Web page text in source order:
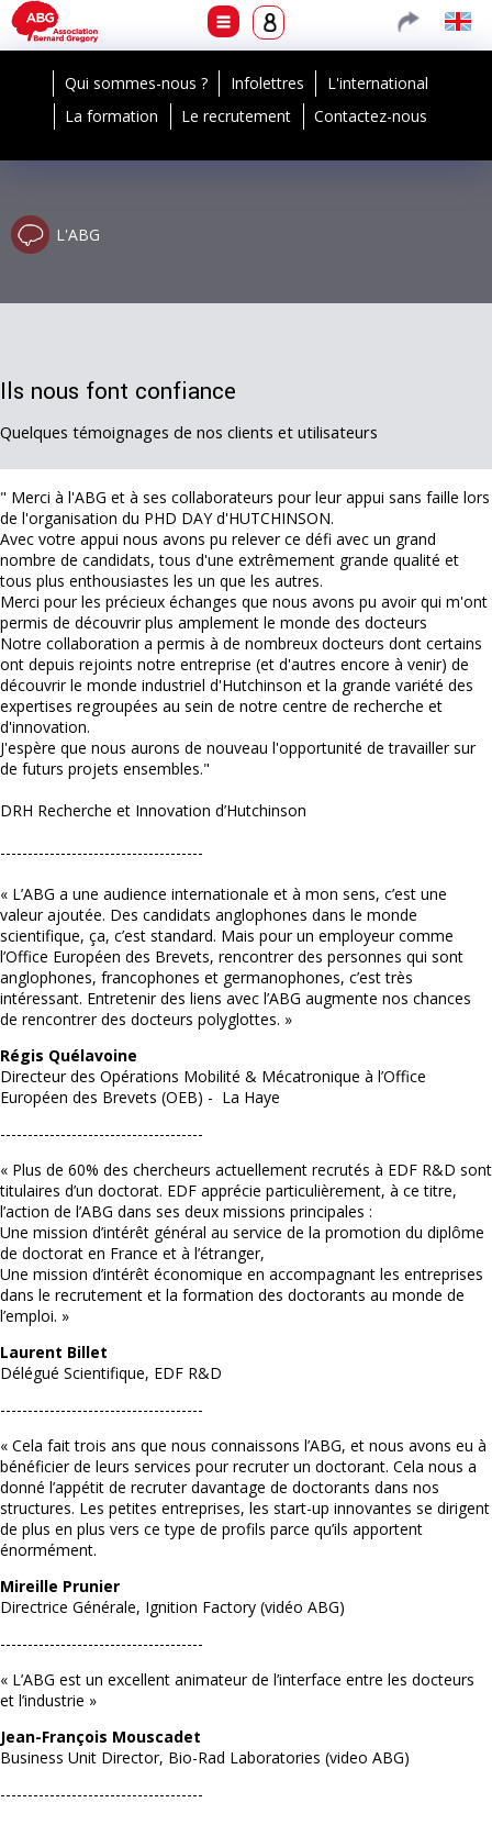
Qui sommes-nous ? Infolettres
L'international
La formation
Le recrutement Contactez-nous
L'ABG
Ils nous font confiance
Quelques témoignages de nos clients et utilisateurs
" Merci à l'ABG et à ses collaborateurs pour leur appui sans faille lors
de l'organisation du PHD DAY d'HUTCHINSON.
Avec votre appui nous avons pu relever ce défi avec un grand
nombre de candidats, tous d'une extrêmement grande qualité et
tous plus enthousiastes les un que les autres.
Merci pour les précieux échanges que nous avons pu avoir qui m'ont
permis de découvrir plus amplement le monde des docteurs
Notre collaboration a permis à de nombreux docteurs dont certains
ont depuis rejoints notre entreprise (et d'autres encore à venir) de
découvrir le monde industriel d'Hutchinson et la grande variété des
expertises regroupées au sein de notre centre de recherche et
d'innovation.
J'espère que nous aurons de nouveau l'opportunité de travailler sur
de futurs projets ensembles."
DRH Recherche et Innovation d’Hutchinson
-------------------------------------
« L’ABG a une audience internationale et à mon sens, c’est une
valeur ajoutée. Des candidats anglophones dans le monde
scientifique, ça, c’est standard. Mais pour un employeur comme
l’Office Européen des Brevets, rencontrer des personnes qui sont
anglophones, francophones et germanophones, c’est très
intéressant. Entretenir des liens avec l’ABG augmente nos chances
de rencontrer des docteurs polyglottes. »
Régis Quélavoine
Directeur des Opérations Mobilité & Mécatronique à l’Office
Européen des Brevets (OEB) - La Haye
-------------------------------------
« Plus de 60% des chercheurs actuellement recrutés à EDF R&D sont
titulaires d’un doctorat. EDF apprécie particulièrement, à ce titre,
l’action de l’ABG dans ses deux missions principales :
Une mission d’intérêt général au service de la promotion du diplôme
de doctorat en France et à l’étranger,
Une mission d’intérêt économique en accompagnant les entreprises
dans le recrutement et la formation des doctorants au monde de
l’emploi. »
Laurent Billet
Délégué Scientifique, EDF R&D
-------------------------------------
« Cela fait trois ans que nous connaissons l’ABG, et nous avons eu à
bénéficier de leurs services pour recruter un doctorant. Cela nous a
donné l’appétit de recruter davantage de doctorants dans nos
structures. Les petites entreprises, les start-up innovantes se dirigent
de plus en plus vers ce type de profils parce qu’ils apportent
énormément.
Mireille Prunier
Directrice Générale, Ignition Factory (vidéo ABG)
-------------------------------------
« L’ABG est un excellent animateur de l’interface entre les docteurs
et l’industrie »
Jean-François Mouscadet
Business Unit Director, Bio-Rad Laboratories (video ABG)
-------------------------------------